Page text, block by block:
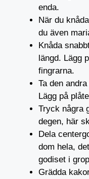
enda.
När du
du även
Knåda
längd. Lägg
fingrarna.
Ta den
Lägg på
Tryck några
degen, här
Dela
dom hela,
godiset i
Grädda